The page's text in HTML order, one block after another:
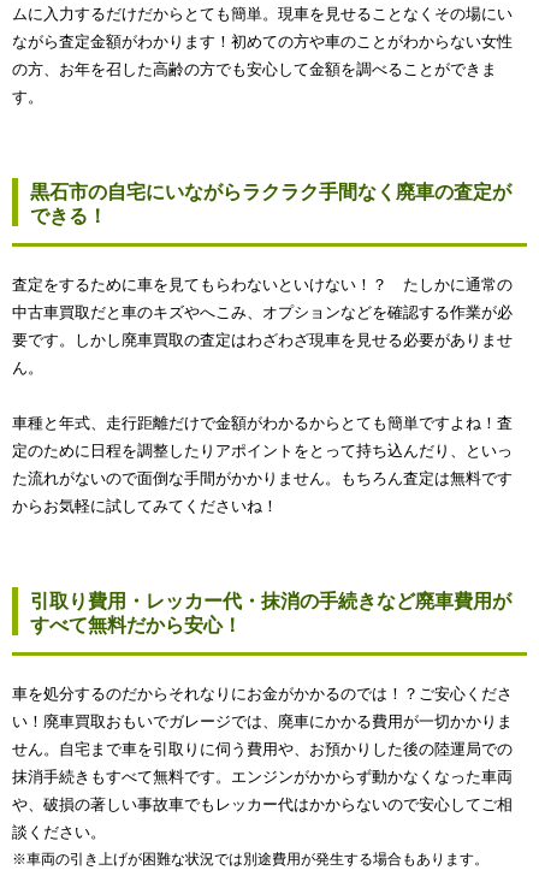
ムに入力するだけだからとても簡単。現車を見せることなくその場にい
ながら査定金額がわかります！初めての方や車のことがわからない女性
の方、お年を召した高齢の方でも安心して金額を調べることができま
す。
黒石市の自宅にいながらラクラク手間なく廃車の査定が
できる！
査定をするために車を見てもらわないといけない！？ たしかに通常の
中古車買取だと車のキズやへこみ、オプションなどを確認する作業が必
要です。しかし廃車買取の査定はわざわざ現車を見せる必要がありませ
ん。
車種と年式、走行距離だけで金額がわかるからとても簡単ですよね！査
定のために日程を調整したりアポイントをとって持ち込んだり、といっ
た流れがないので面倒な手間がかかりません。もちろん査定は無料です
からお気軽に試してみてくださいね！
引取り費用・レッカー代・抹消の手続きなど廃車費用が
すべて無料だから安心！
車を処分するのだからそれなりにお金がかかるのでは！？ご安心くださ
い！廃車買取おもいでガレージでは、廃車にかかる費用が一切かかりま
せん。自宅まで車を引取りに伺う費用や、お預かりした後の陸運局での
抹消手続きもすべて無料です。エンジンがかからず動かなくなった車両
や、破損の著しい事故車でもレッカー代はかからないので安心してご相
談ください。
※車両の引き上げが困難な状況では別途費用が発生する場合もあります。